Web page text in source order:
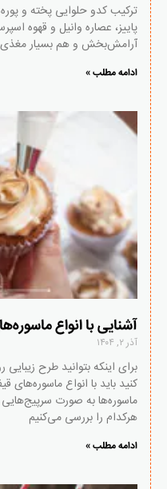
ترکیب کدو حلوایی پخته و
پاییز، عصاره وانیل و قهوه
آرامش‌بخش و هم بسیار
ادامه مطلب »
آشنایی با انواع
آذر ۲, ۱۴۰۴
برای اینکه بتوانید طرح
کنید باید با انواع
ماسوره‌ها به صورت
هرکدام را بررسی می‌کنیم
ادامه مطلب »